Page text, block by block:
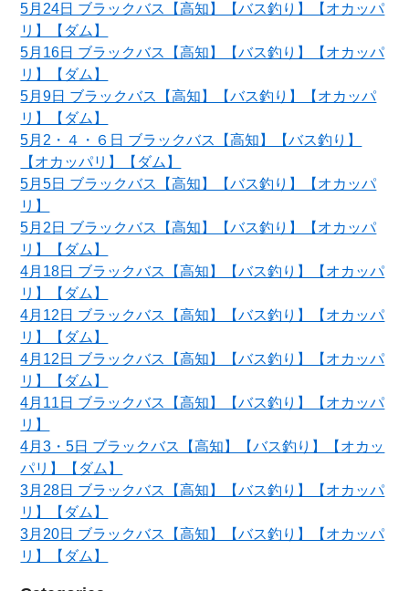
5月24日 ブラックバス【高知】【バス釣り】【オカッパ
リ】【ダム】
5月16日 ブラックバス【高知】【バス釣り】【オカッパ
リ】【ダム】
5月9日 ブラックバス【高知】【バス釣り】【オカッパ
リ】【ダム】
5月2・４・６日 ブラックバス【高知】【バス釣り】
【オカッパリ】【ダム】
5月5日 ブラックバス【高知】【バス釣り】【オカッパ
リ】
5月2日 ブラックバス【高知】【バス釣り】【オカッパ
リ】【ダム】
4月18日 ブラックバス【高知】【バス釣り】【オカッパ
リ】【ダム】
4月12日 ブラックバス【高知】【バス釣り】【オカッパ
リ】【ダム】
4月12日 ブラックバス【高知】【バス釣り】【オカッパ
リ】【ダム】
4月11日 ブラックバス【高知】【バス釣り】【オカッパ
リ】
4月3・5日 ブラックバス【高知】【バス釣り】【オカッ
パリ】【ダム】
3月28日 ブラックバス【高知】【バス釣り】【オカッパ
リ】【ダム】
3月20日 ブラックバス【高知】【バス釣り】【オカッパ
リ】【ダム】